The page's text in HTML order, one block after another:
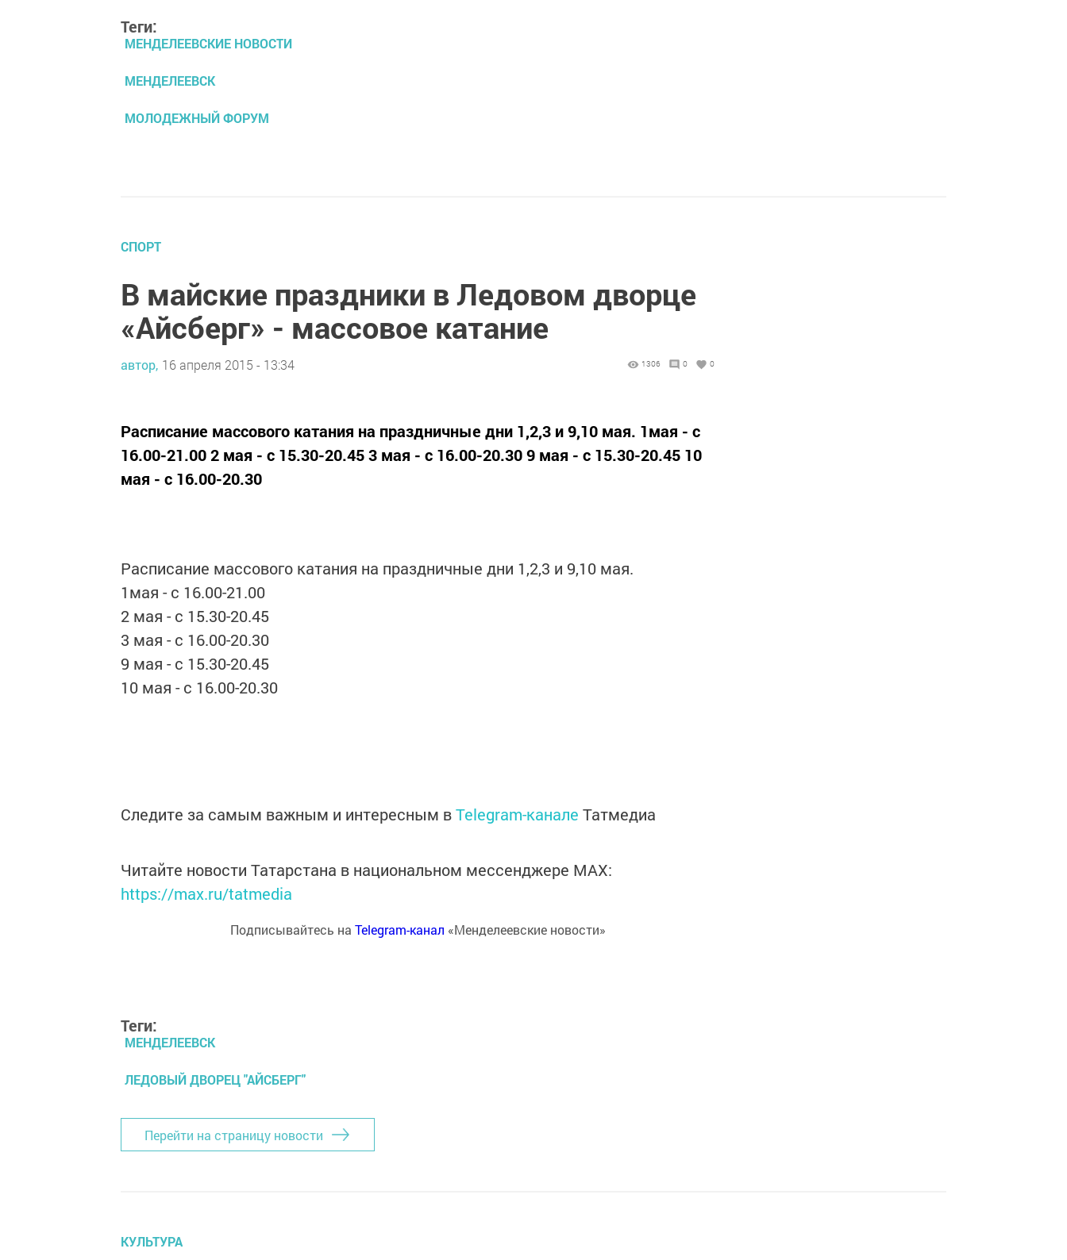
Теги:
МЕНДЕЛЕЕВСКИЕ НОВОСТИ
МЕНДЕЛЕЕВСК
МОЛОДЕЖНЫЙ ФОРУМ
СПОРТ
В майские праздники в Ледовом дворце
«Айсберг» - массовое катание
автор, 16 апреля 2015 - 13:34 1306 0 0
Расписание массового катания на праздничные дни 1,2,3 и 9,10 мая. 1мая - с
16.00-21.00 2 мая - с 15.30-20.45 3 мая - с 16.00-20.30 9 мая - с 15.30-20.45 10
мая - с 16.00-20.30
Расписание массового катания на праздничные дни 1,2,3 и 9,10 мая.
1мая - с 16.00-21.00
2 мая - с 15.30-20.45
3 мая - с 16.00-20.30
9 мая - с 15.30-20.45
10 мая - с 16.00-20.30
Следите за самым важным и интересным вTelegram-канале Татмедиа
Читайте новости Татарстана в национальном мессенджере MАХ:
https://max.ru/tatmedia
Подписывайтесь на Telegram-канал «Менделеевские новости»
Теги:
МЕНДЕЛЕЕВСК
ЛЕДОВЫЙ ДВОРЕЦ "АЙСБЕРГ"
Перейти на страницу новости
КУЛЬТУРА